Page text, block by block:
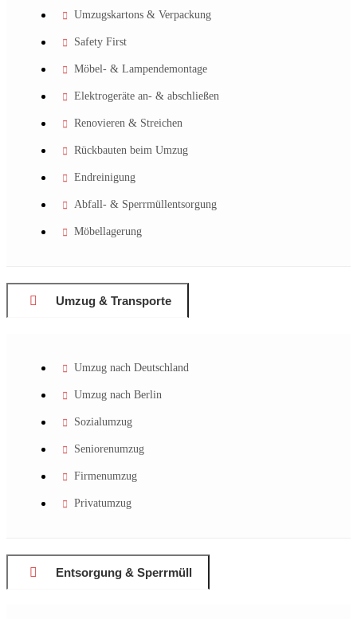
Umzugskartons & Verpackung
Safety First
Möbel- & Lampendemontage
Elektrogeräte an- & abschließen
Renovieren & Streichen
Rückbauten beim Umzug
Endreinigung
Abfall- & Sperrmüllentsorgung
Möbellagerung
Umzug & Transporte
Umzug nach Deutschland
Umzug nach Berlin
Sozialumzug
Seniorenumzug
Firmenumzug
Privatumzug
Entsorgung & Sperrmüll